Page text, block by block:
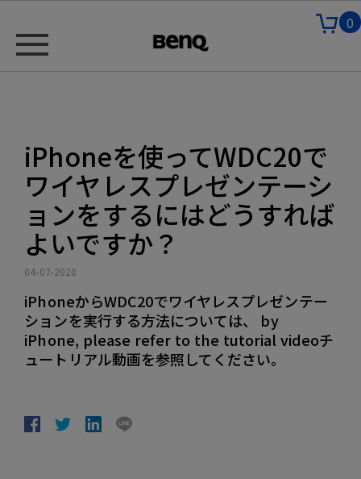
0
iPhoneを使ってWDC20で
ワイヤレスプレゼンテーシ
ョンをするにはどうすれば
よいですか？
04-07-2020
iPhoneからWDC20でワイヤレスプレゼンテー
ションを実行する方法については、 by
iPhone, please refer to the tutorial videoチ
ュートリアル動画を参照してください。